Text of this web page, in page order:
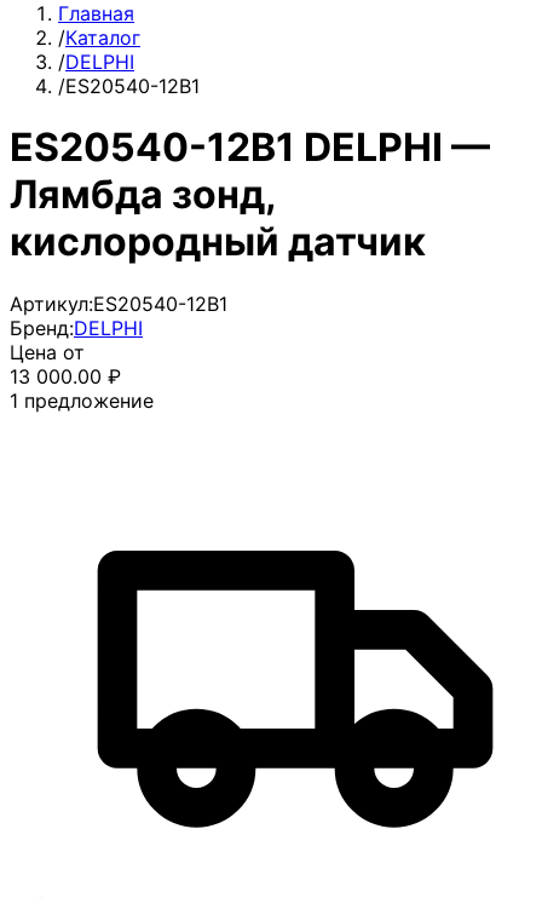
Главная
/Каталог
/DELPHI
/ES20540-12B1
ES20540-12B1 DELPHI —
Лямбда зонд,
кислородный датчик
Артикул:ES20540-12B1
Бренд:DELPHI
Цена от
13 000.00 ₽
1 предложение